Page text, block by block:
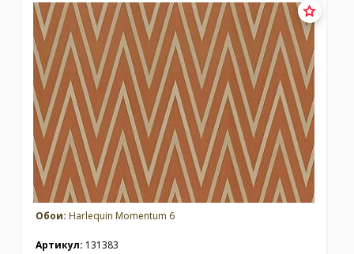
Обои: Harlequin Momentum 6
Артикул: 131383